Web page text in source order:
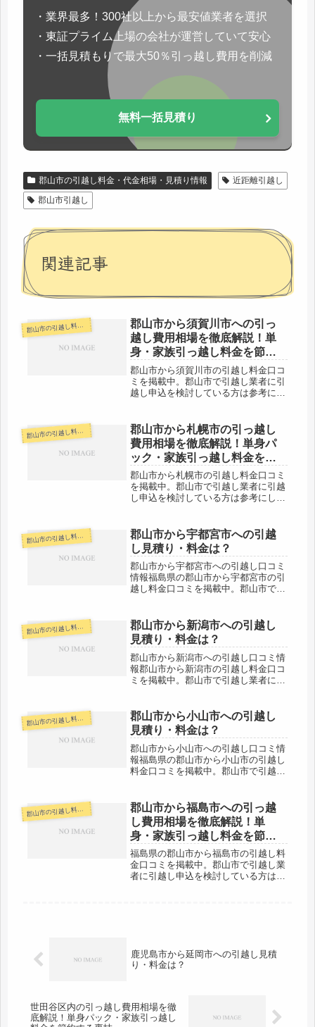
・業界最多！300社以上から最安値業者を選択
・東証プライム上場の会社が運営していて安心
・一括見積もりで最大50％引っ越し費用を削減
無料一括見積り
郡山市の引越し料金・代金相場・見積り情報
近距離引越し
郡山市引越し
関連記事
郡山市の引越し料金・代金相場・見積り情報
郡山市から須賀川市への引っ
越し費用相場を徹底解説！単
身・家族引っ越し料金を節約
する裏技
郡山市から須賀川市の引越し料金口コ
ミを掲載中。郡山市で引越し業者に引
越し申込を検討している方は参考にし
士でも、その日のうちの引越しは可能
でしょう。代金も格安の業者さんなど
が...
郡山市の引越し料金・代金相場・見積り情報
郡山市から札幌市の引っ越し
費用相場を徹底解説！単身パ
ック・家族引っ越し料金を節
約する裏技
郡山市から札幌市の引越し料金口コミ
を掲載中。郡山市で引越し業者に引越
し申込を検討している方は参考にして
実に高くなりますが、日数がかかるの
もネックです。早めに引越し業者に...
郡山市の引越し料金・代金相場・見積り情報
郡山市から宇都宮市への引越
し見積り・料金は？
郡山市から宇都宮市への引越し口コミ
情報福島県の郡山市から宇都宮市の引
越し料金口コミを掲載中。郡山市で引
から宇都宮市は約120kmほどの距離が
あります。当日中の引越しは可能な...
郡山市の引越し料金・代金相場・見積り情報
郡山市から新潟市への引越し
見積り・料金は？
郡山市から新潟市への引越し口コミ情
報郡山市から新潟市の引越し料金口コ
ミを掲載中。郡山市で引越し業者に引
の距離は約160kmと長距離になりま
す。当日中の引越しが厳しくなって
く...
郡山市の引越し料金・代金相場・見積り情報
郡山市から小山市への引越し
見積り・料金は？
郡山市から小山市への引越し口コミ情
報福島県の郡山市から小山市の引越し
料金口コミを掲載中。郡山市で引越し
栃木県の小山市までは約150kmと長距
離になります。当日中の引越しも、...
郡山市の引越し料金・代金相場・見積り情報
郡山市から福島市への引っ越
し費用相場を徹底解説！単
身・家族引っ越し料金を節約
する裏技
福島県の郡山市から福島市の引越し料
金口コミを掲載中。郡山市で引越し業
者に引越し申込を検討している方は参
鹿児島市から延岡市への引越し見積
り・料金は？
世田谷区内の引っ越し費用相場を徹
底解説！単身パック・家族引っ越し